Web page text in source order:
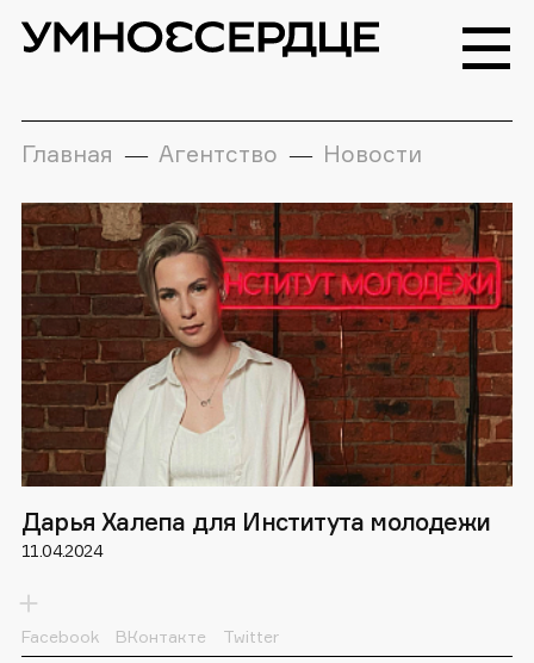
Главная — Агентство — Новости
Дарья Халепа для Института молодежи
11.04.2024
Facebook ВКонтакте Twitter